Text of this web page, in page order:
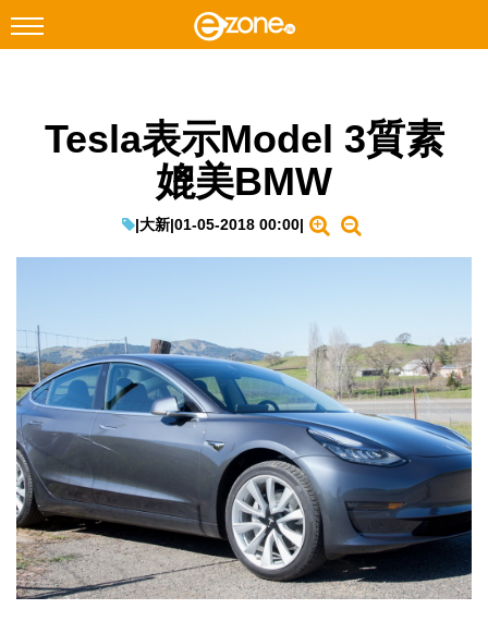
Facebook Instagram
遊戲動漫
EduTech
IT Times
生成式AI與雲端應用
Enterprise Digital Transformation
特集
Tesla表示Model 3質素
媲美BMW
|大新|01-05-2018 00:00|